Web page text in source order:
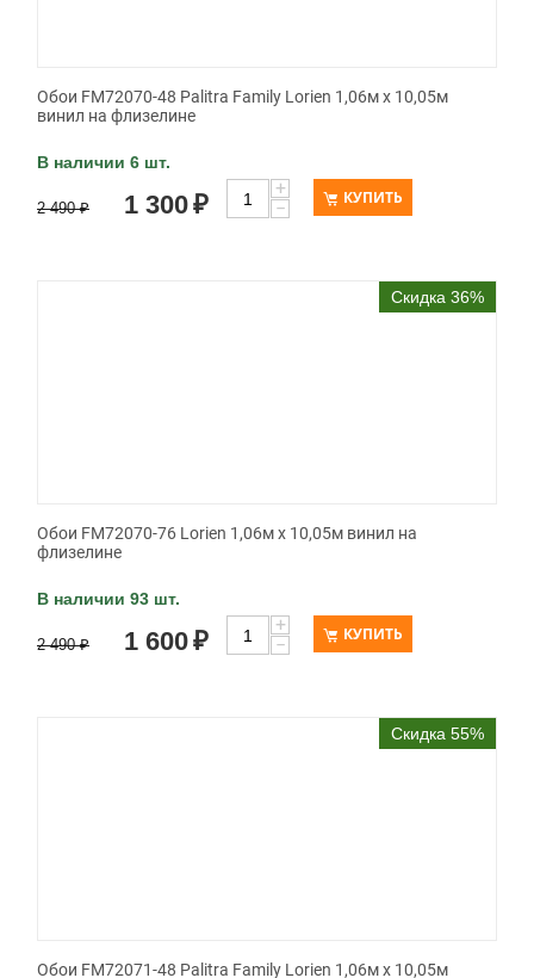
Обои FM72070-48 Palitra Family Lorien 1,06м х 10,05м
винил на флизелине
В наличии 6 шт.
2 490 ₽ 1 300₽
+
−
КУПИТЬ
Скидка 36%
Обои FM72070-76 Lorien 1,06м х 10,05м винил на
флизелине
В наличии 93 шт.
2 490 ₽ 1 600₽
+
−
КУПИТЬ
Скидка 55%
Обои FM72071-48 Palitra Family Lorien 1,06м х 10,05м